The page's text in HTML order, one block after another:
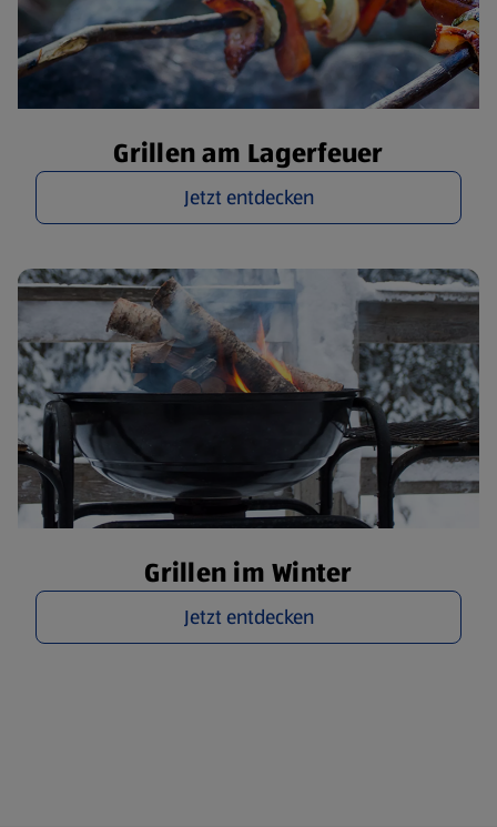
Grillen am Lagerfeuer
Jetzt entdecken
Grillen im Winter
Jetzt entdecken